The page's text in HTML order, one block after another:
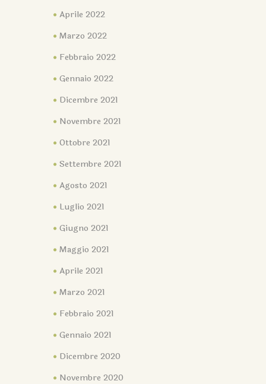
Aprile 2022
Marzo 2022
Febbraio 2022
Gennaio 2022
Dicembre 2021
Novembre 2021
Ottobre 2021
Settembre 2021
Agosto 2021
Luglio 2021
Giugno 2021
Maggio 2021
Aprile 2021
Marzo 2021
Febbraio 2021
Gennaio 2021
Dicembre 2020
Novembre 2020